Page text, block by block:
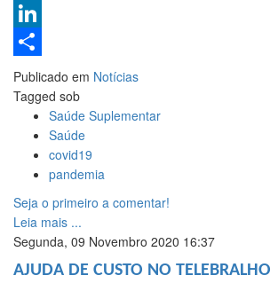
Pinterest
LinkedIn
Share
Publicado em Notícias
Tagged sob
Saúde Suplementar
Saúde
covid19
pandemia
Seja o primeiro a comentar!
Leia mais ...
Segunda, 09 Novembro 2020 16:37
AJUDA DE CUSTO NO TELEBRALHO